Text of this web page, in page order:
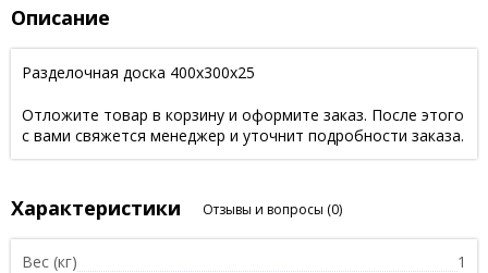
Описание
Разделочная доска 400х300х25
Отложите товар в корзину и оформите заказ. После этого
с вами свяжется менеджер и уточнит подробности заказа.
Характеристики Отзывы и вопросы (0)
Вес (кг)
1